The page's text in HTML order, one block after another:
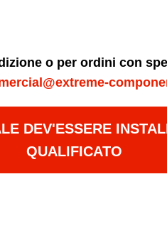
o per ordini con
DEV'ESSERE
QUALIFICATO